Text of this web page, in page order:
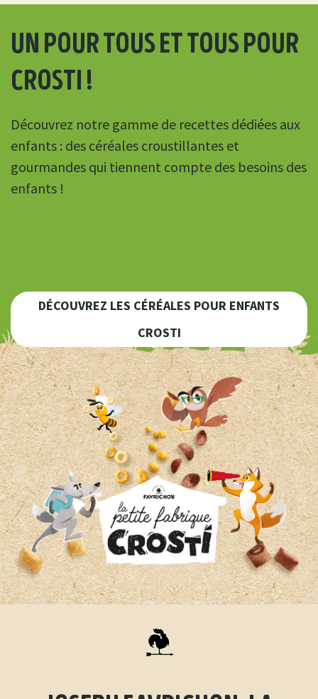
un pour tous et tous pour
crosti !
Découvrez notre gamme de recettes dédiées aux
enfants : des céréales croustillantes et
gourmandes qui tiennent compte des besoins des
enfants !
DÉCOUVREZ LES CÉRÉALES POUR ENFANTS
CROSTI